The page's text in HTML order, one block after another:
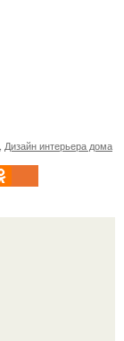
Дизайн интерьера дома